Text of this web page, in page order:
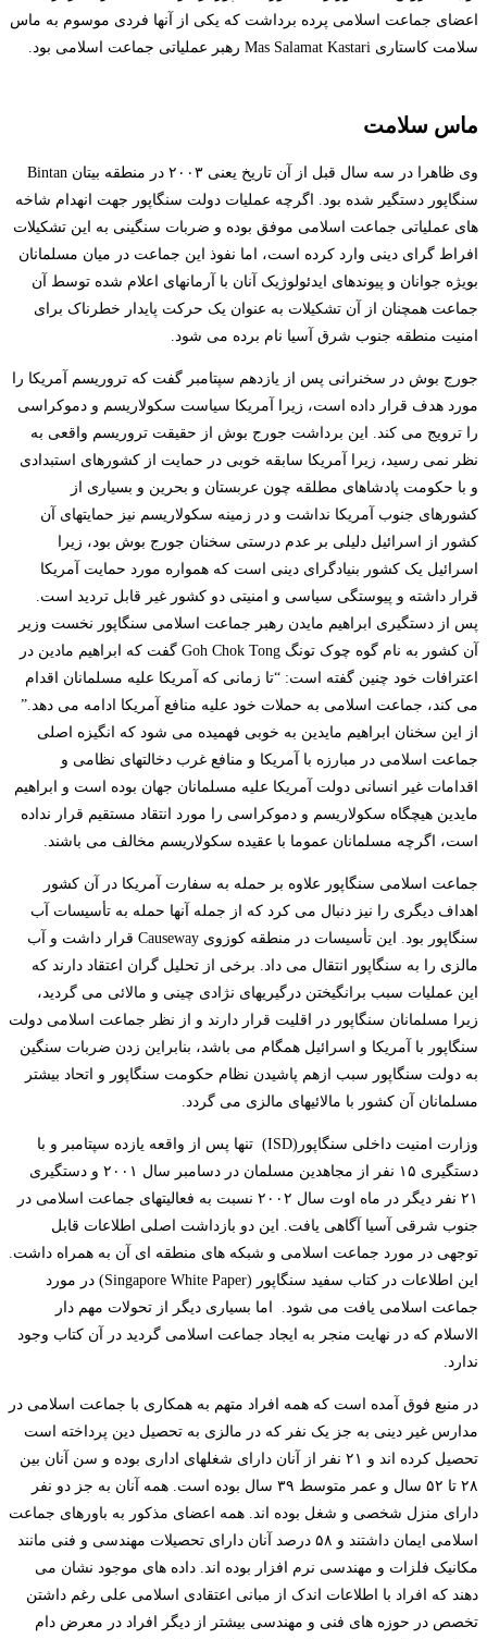
اعضای جماعت اسلامی پرده برداشت که یکی از آنها فردی موسوم به ماس
سلامت کاستاری Mas Salamat Kastari رهبر عملیاتی جماعت اسلامی بود.
ماس سلامت
وی ظاهرا در سه سال قبل از آن تاریخ یعنی ۲۰۰۳ در منطقه بیتان Bintan
سنگاپور دستگیر شده بود. اگرچه عملیات دولت سنگاپور جهت انهدام شاخه
های عملیاتی جماعت اسلامی موفق بوده و ضربات سنگینی به این تشکیلات
افراط گرای دینی وارد کرده است، اما نفوذ این جماعت در میان مسلمانان
بویژه جوانان و پیوندهای ایدئولوژیک آنان با آرمانهای اعلام شده توسط آن
جماعت همچنان از آن تشکیلات به عنوان یک حرکت پایدار خطرناک برای
امنیت منطقه جنوب شرق آسیا نام برده می شود.
جورج بوش در سخنرانی پس از یازدهم سپتامبر گفت که تروریسم آمریکا را
مورد هدف قرار داده است، زیرا آمریکا سیاست سکولاریسم و دموکراسی
را ترویج می کند. این برداشت جورج بوش از حقیقت تروریسم واقعی به
نظر نمی رسید، زیرا آمریکا سابقه خوبی در حمایت از کشورهای استبدادی
و با حکومت پادشاهای مطلقه چون عربستان و بحرین و بسیاری از
کشورهای جنوب آمریکا نداشت و در زمینه سکولاریسم نیز حمایتهای آن
کشور از اسرائیل دلیلی بر عدم درستی سخنان جورج بوش بود، زیرا
اسرائیل یک کشور بنیادگرای دینی است که همواره مورد حمایت آمریکا
قرار داشته و پیوستگی سیاسی و امنیتی دو کشور غیر قابل تردید است.
پس از دستگیری ابراهیم مایدن رهبر جماعت اسلامی سنگاپور نخست وزیر
آن کشور به نام گوه چوک تونگ Goh Chok Tong گفت که ابراهیم مادین در
اعترافات خود چنین گفته است: “تا زمانی که آمریکا علیه مسلمانان اقدام
می کند، جماعت اسلامی به حملات خود علیه منافع آمریکا ادامه می دهد.”
از این سخنان ابراهیم مایدین به خوبی فهمیده می شود که انگیزه اصلی
جماعت اسلامی در مبارزه با آمریکا و منافع غرب دخالتهای نظامی و
اقدامات غیر انسانی دولت آمریکا علیه مسلمانان جهان بوده است و ابراهیم
مایدین هیچگاه سکولاریسم و دموکراسی را مورد انتقاد مستقیم قرار نداده
است، اگرچه مسلمانان عموما با عقیده سکولاریسم مخالف می باشند.
جماعت اسلامی سنگاپور علاوه بر حمله به سفارت آمریکا در آن کشور
اهداف دیگری را نیز دنبال می کرد که از جمله آنها حمله به تأسیسات آب
سنگاپور بود. این تأسیسات در منطقه کوزوی Causeway قرار داشت و آب
مالزی را به سنگاپور انتقال می داد. برخی از تحلیل گران اعتقاد دارند که
این عملیات سبب برانگیختن درگیریهای نژادی چینی و مالائی می گردید،
زیرا مسلمانان سنگاپور در اقلیت قرار دارند و از نظر جماعت اسلامی دولت
سنگاپور با آمریکا و اسرائیل همگام می باشد، بنابراین زدن ضربات سنگین
به دولت سنگاپور سبب ازهم پاشیدن نظام حکومت سنگاپور و اتحاد بیشتر
مسلمانان آن کشور با مالائیهای مالزی می گردد.
وزارت امنیت داخلی سنگاپور(ISD) تنها پس از واقعه یازده سپتامبر و با
دستگیری ۱۵ نفر از مجاهدین مسلمان در دسامبر سال ۲۰۰۱ و دستگیری
۲۱ نفر دیگر در ماه اوت سال ۲۰۰۲ نسبت به فعالیتهای جماعت اسلامی در
جنوب شرقی آسیا آگاهی یافت. این دو بازداشت اصلی اطلاعات قابل
توجهی در مورد جماعت اسلامی و شبکه های منطقه ای آن به همراه داشت.
این اطلاعات در کتاب سفید سنگاپور (Singapore White Paper) در مورد
جماعت اسلامی یافت می شود. اما بسیاری دیگر از تحولات مهم دار
الاسلام که در نهایت منجر به ایجاد جماعت اسلامی گردید در آن کتاب وجود
ندارد.
در منبع فوق آمده است که همه افراد متهم به همکاری با جماعت اسلامی در
مدارس غیر دینی به جز یک نفر که در مالزی به تحصیل دین پرداخته است
تحصیل کرده اند و ۲۱ نفر از آنان دارای شغلهای اداری بوده و سن آنان بین
۲۸ تا ۵۲ سال و عمر متوسط ۳۹ سال بوده است. همه آنان به جز دو نفر
دارای منزل شخصی و شغل بوده اند. همه اعضای مذکور به باورهای جماعت
اسلامی ایمان داشتند و ۵۸ درصد آنان دارای تحصیلات مهندسی و فنی مانند
مکانیک فلزات و مهندسی نرم افزار بوده اند. داده های موجود نشان می
دهند که افراد با اطلاعات اندک از مبانی اعتقادی اسلامی علی رغم داشتن
تخصص در حوزه های فنی و مهندسی بیشتر از دیگر افراد در معرض دام